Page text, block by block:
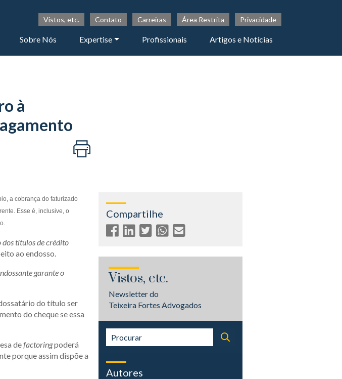
Vistos, etc. Contato Carreiras Área Restrita Privacidade
Sobre Nós Expertise Profissionais Artigos e Notícias
à
a cobrança do faturizado
Esse é, inclusive, o
dos títulos de crédito
ao endosso.
garante o
do título ser
do cheque se essa
defactoringpoderá
porque assim dispõe a
Compartilhe
Vistos, etc.
Newsletter do
Teixeira Fortes Advogados
Autores